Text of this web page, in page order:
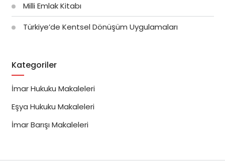
Milli Emlak Kitabı
Türkiye’de Kentsel Dönüşüm Uygulamaları
Kategoriler
İmar Hukuku Makaleleri
Eşya Hukuku Makaleleri
İmar Barışı Makaleleri